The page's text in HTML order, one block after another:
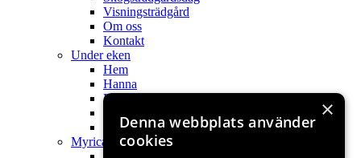
Visningsträdgård
Om oss
Kontakt
Under eken
Hem
Hanna
Filmer
Kontakt
Myricas
×
Denna webbplats använder
cookies